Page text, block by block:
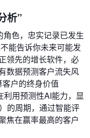
析”
角色，忠实记录已发生
能告诉你未来可能发
领先的增长软件，必
数据预测客户流失风
户的终身价值
利用预测性AI能力，显
的周期，通过智能评
焦在赢率最高的客户